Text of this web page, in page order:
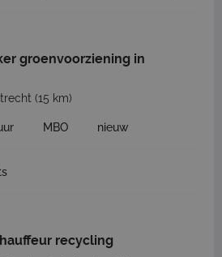
groenvoorziening in
(15 km)
MBO nieuw
recycling